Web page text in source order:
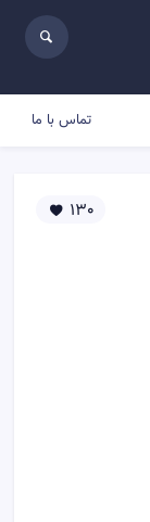
تماس با ما
130